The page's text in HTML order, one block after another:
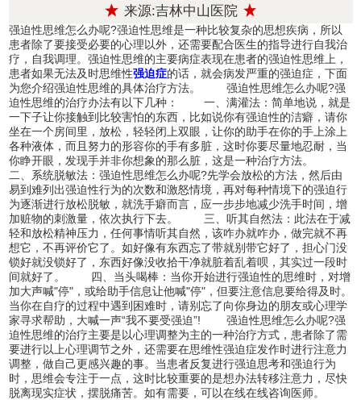
来源:吉林中山医院
强迫性思维怎么办呢?强迫性思维是一种比较复杂的思想疾病，所以
患者除了要接受必要的心理以外，还需要配合医生的指导进行自我治
疗，自我调理。强迫性思维的主要病症表现在患者的强迫性思维上，
患者如果无法及时思维性强迫症的话，就会病发严重的强迫症，下面
为您介绍强迫性思维的具体治疗方法。 强迫性思维怎么办呢?强
迫性思维的治疗办法有以下几种： 一、满灌法：简单地说，就是
一下子让你接触到比较害怕的东西，比如说你有强迫性的洁癖，请你
坐在一个房间里，放松，轻轻闭上双眼，让你的助手在你的手上涂上
各种液体，而且努力的形容你的手有多脏，这时你要尽量地忍耐，当
你睁开眼，发现手并非你想象的那么脏，这是一种治疗方法。
二、系统脱敏法：强迫性思维怎么办呢?先学会放松的方法，然后由
易到难列出强迫性行为的次数和激怒情境，再对每种情境下的强迫行
为逐渐进行放松脱敏，就洗手癖而言，应一步步地减少洗手时间，增
加赃物的刺激量，依次执行下去。 三、听其自然法：此法在于减
轻和放松精神压力，任何事情听其自然，该咋办就咋办，做完就不再
想它，不再评价它了。如好像有东西忘了带就别带它好了，担心门没
锁好就没锁好了，东西好像没收拾干净就脏着乱着呗，其实过一段时
间就好了。 四、当头喝棒：当你开始进行强迫性的思维时，对增
加大声喊"停"，或给助手信息让他喊"停"，但要注意信息要给得及时。
当你在自疗的过程中遇到困难时，请别忘了向你身边的朋友或心理学
家寻求帮助，大喊一声“我不要受强迫”! 强迫性思维怎么办呢?强
迫性思维的治疗主要是以心理调整为主的一种治疗方式，患者除了需
要进行以上心理调节之外，还需要在思维性强迫症发作时进行注意力
调整，做自己更感兴趣的事。当患者反复进行强迫思考和强迫行为
时，思维会专注于一点，这时比较重要的是想办法转移注意力，尽快
脱离现实症状，摆脱痛苦。如有需要，可以在线在线咨询医师。